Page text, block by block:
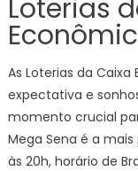
Loterias
As Loterias da
expectativa e
momento crucial
Mega Sena é a
às 20h, horário de